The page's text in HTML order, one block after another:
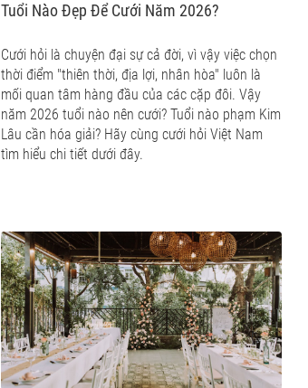
Tuổi Nào Đẹp Để Cưới Năm 2026?
Cưới hỏi là chuyện đại sự cả đời, vì vậy việc chọn
thời điểm "thiên thời, địa lợi, nhân hòa" luôn là
mối quan tâm hàng đầu của các cặp đôi. Vậy
năm 2026 tuổi nào nên cưới? Tuổi nào phạm Kim
Lâu cần hóa giải? Hãy cùng cưới hỏi Việt Nam
tìm hiểu chi tiết dưới đây.